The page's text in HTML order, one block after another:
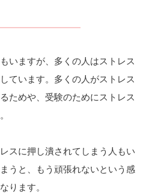
いますが、多くの人はストレス
ています。多くの人がストレス
ためや、受験のためにストレス
スに押し潰されてしまう人もい
うと、もう頑張れないという感
ります。